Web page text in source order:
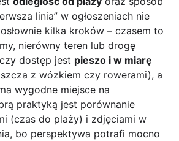
linia” w ogłoszeniach nie
kilka kroków – czasem to
nierówny teren lub drogę
dostęp jest pieszo i w miarę
z wózkiem czy rowerami), a
wygodne miejsce na
praktyką jest porównanie
(czas do plaży) i zdjęciami w
bo perspektywa potrafi mocno